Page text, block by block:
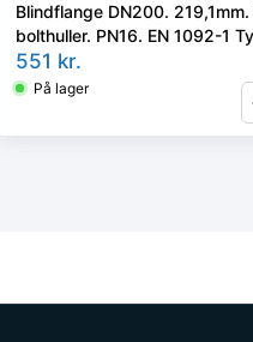
Blindflange DN200. 219,1mm.
bolthuller. PN16. EN 1092-1
05/A P250GH
551 kr.
På lager